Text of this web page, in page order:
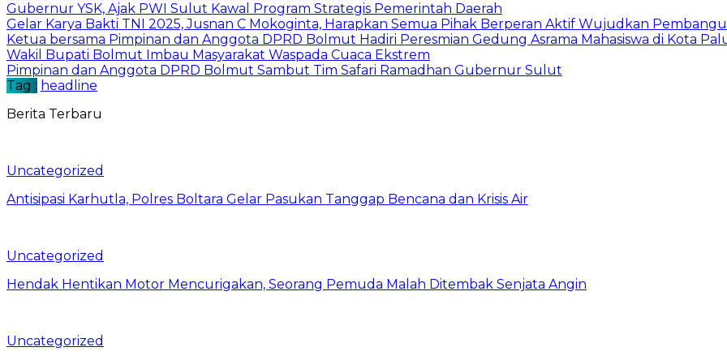
Gubernur YSK, Ajak PWI Sulut Kawal Program Strategis Pemerintah Daerah
Gelar Karya Bakti TNI 2025, Jusnan C Mokoginta, Harapkan Semua Pihak Berperan Aktif Wujudkan
Ketua bersama Pimpinan dan Anggota DPRD Bolmut Hadiri Peresmian Gedung Asrama Mahasiswa di Kota
Wakil Bupati Bolmut Imbau Masyarakat Waspada Cuaca Ekstrem
Pimpinan dan Anggota DPRD Bolmut Sambut Tim Safari Ramadhan Gubernur Sulut
Tag : headline
Berita Terbaru
Uncategorized
Antisipasi Karhutla, Polres Boltara Gelar Pasukan Tanggap Bencana dan Krisis Air
Uncategorized
Hendak Hentikan Motor Mencurigakan, Seorang Pemuda Malah Ditembak Senjata Angin
Uncategorized